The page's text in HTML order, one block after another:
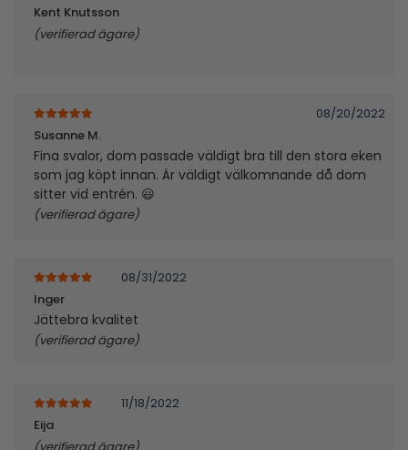
Kent Knutsson
(verifierad ägare)
08/20/2022
Susanne M.
Fina svalor, dom passade väldigt bra till den stora eken
som jag köpt innan. Är väldigt välkomnande då dom
sitter vid entrén. 😃
(verifierad ägare)
08/31/2022
Inger
Jättebra kvalitet
(verifierad ägare)
11/18/2022
Eija